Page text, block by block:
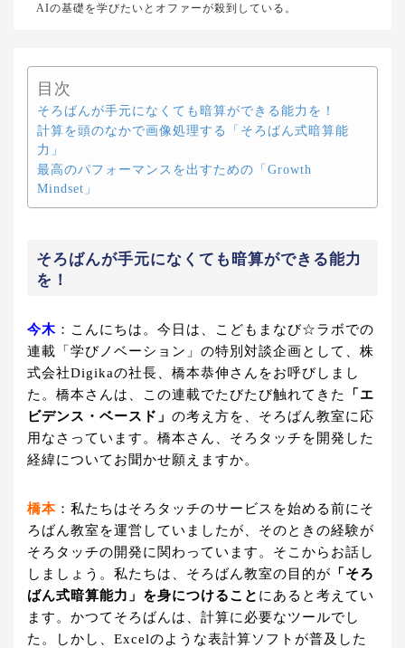
AIの基礎を学びたいとオファーが殺到している。
目次
そろばんが手元になくても暗算ができる能力を！
計算を頭のなかで画像処理する「そろばん式暗算能
力」
最高のパフォーマンスを出すための「Growth
Mindset」
そろばんが手元になくても暗算ができる能力
を！
今木 ： こんにちは。今日は、こどもまなび☆ラボでの
連載「学びノベーション」の特別対談企画として、株
式会社Digikaの社長、橋本恭伸さんをお呼びしまし
た。橋本さんは、この連載でたびたび触れてきた
「エ
ビデンス・ベースド」 の考え方を、そろばん教室に応
用なさっています。橋本さん、そろタッチを開発した
経緯についてお聞かせ願えますか。
橋本 ：私たちはそろタッチのサービスを始める前にそ
ろばん教室を運営していましたが、そのときの経験が
そろタッチの開発に関わっています。そこからお話し
しましょう。私たちは、そろばん教室の目的が 「そろ
ばん式暗算能力」を身につけること にあると考えてい
ます。かつてそろばんは、計算に必要なツールでし
た。しかし、Excelのような表計算ソフトが普及した